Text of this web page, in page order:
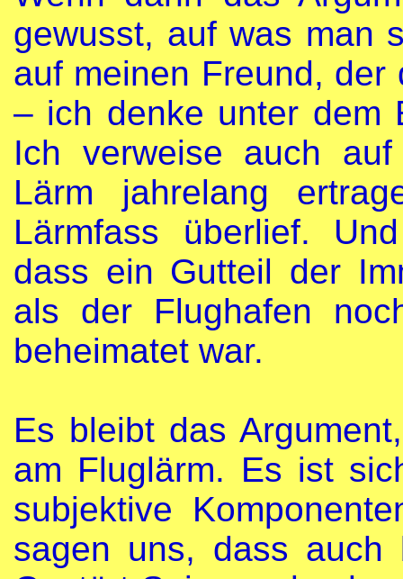
gewusst, auf was man
auf meinen Freund,
– ich denke unter dem
Ich verweise auch
Lärm jahrelang
Lärmfass überlief.
dass ein Gutteil der
als der Flughafen
beheimatet war.
Es bleibt das
am Fluglärm. Es ist
subjektive
sagen uns, dass auch